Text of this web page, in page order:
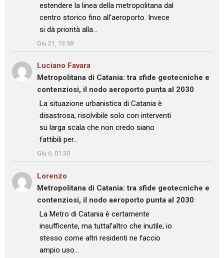
estendere la linea della metropolitana dal
centro storico fino all’aeroporto. Invece
si dà priorità alla…
”
Giu 21, 13:58
Luciano Favara
Metropolitana di Catania: tra sfide geotecniche e
contenziosi, il nodo aeroporto punta al 2030
: “La situazione urbanistica di Catania è
disastrosa, risolvibile solo con interventi
su larga scala che non credo siano
fattibili per…
Giu 6, 01:30
Lorenzo
Metropolitana di Catania: tra sfide geotecniche e
contenziosi, il nodo aeroporto punta al 2030
: “La Metro di Catania è certamente
insufficente, ma tuttal’altro che inutile, io
stesso come altri residenti ne faccio
ampio uso…
”